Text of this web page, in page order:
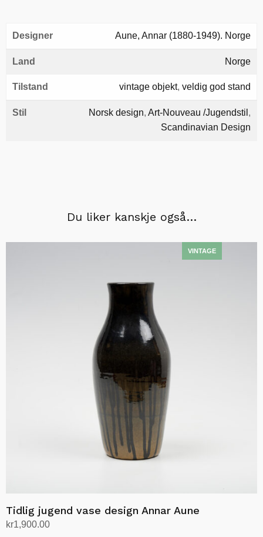
Designer Aune, Annar (1880-1949). Norge
Land Norge
Tilstand vintage objekt, veldig god stand
Stil Norsk design, Art-Nouveau /Jugendstil ,
Scandinavian Design
Du liker kanskje også…
Tidlig jugend vase design Annar Aune
kr1,900.00